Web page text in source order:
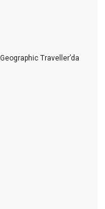
Traveller’da